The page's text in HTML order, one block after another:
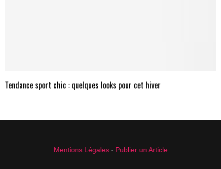
Tendance sport chic : quelques looks pour cet hiver
Mentions Légales- Publier un Article